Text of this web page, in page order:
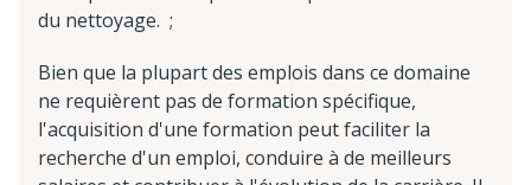
du nettoyage. ;
Bien que la plupart des emplois dans ce domaine
ne requièrent pas de formation spécifique,
l'acquisition d'une formation peut faciliter la
recherche d'un emploi, conduire à de meilleurs